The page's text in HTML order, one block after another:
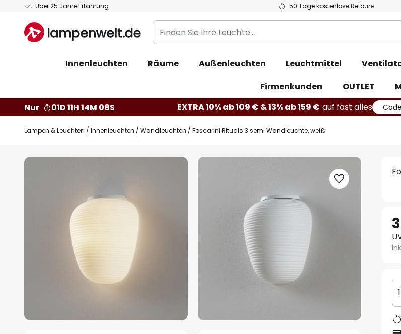
Über 25 Jahre Erfahrung 50 Tage kostenlose Retoure
Zum
springen
Finden
Sie
Leuchte...
Innenleuchten Räume Außenleuchten Leuchtmittel
Firmenkunden
OUTLET
Nur
01D 11H 14M 07S EXTRA 10% ab 109 € & 13% ab 159 € auf fast alles
Lampen & Leuchten Innenleuchten Wandleuchten Foscarini Rituals 3 semi Wandleuchte, weiß
Zum
1